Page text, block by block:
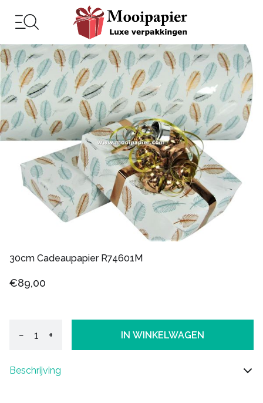
30cm Cadeaupapier R74601M
€89,00
− + IN WINKELWAGEN
Beschrijving